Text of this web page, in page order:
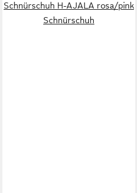
Schnürschuh H-AJALA rosa/pink
Schnürschuh